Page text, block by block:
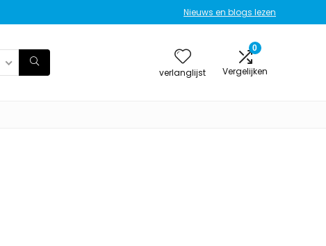
Nieuws en blogs lezen
verlanglijst
0
Vergelijken